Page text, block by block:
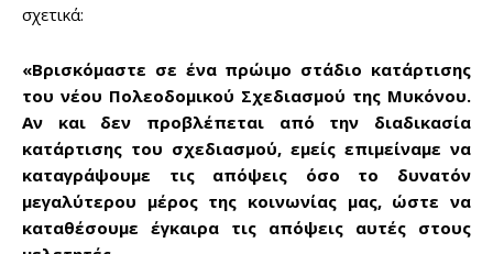
σχετικά:
«Βρισκόμαστε σε ένα πρώιμο στάδιο κατάρτισης
του νέου Πολεοδομικού Σχεδιασμού της Μυκόνου.
Αν και δεν προβλέπεται από την διαδικασία
κατάρτισης του σχεδιασμού, εμείς επιμείναμε να
καταγράψουμε τις απόψεις όσο το δυνατόν
μεγαλύτερου μέρος της κοινωνίας μας, ώστε να
καταθέσουμε έγκαιρα τις απόψεις αυτές στους